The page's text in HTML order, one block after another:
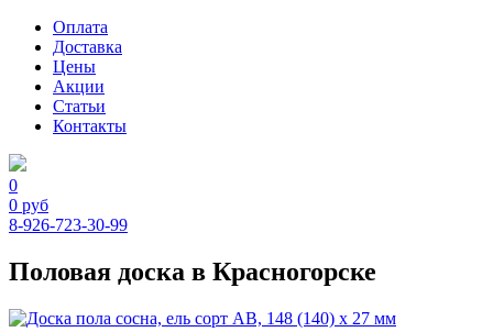
Оплата
Доставка
Цены
Акции
Статьи
Контакты
0
0 руб
8-926-723-30-99
Половая доска в Красногорске